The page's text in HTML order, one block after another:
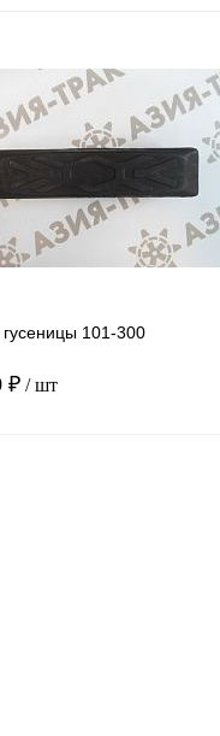
клик Сравнение
В наличии
101-300
₽ / шт